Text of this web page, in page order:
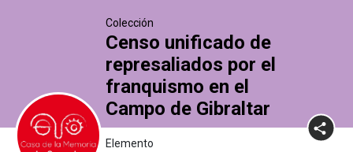
Colección
Censo unificado de
represaliados por el
franquismo en el
Campo de Gibraltar
Elemento